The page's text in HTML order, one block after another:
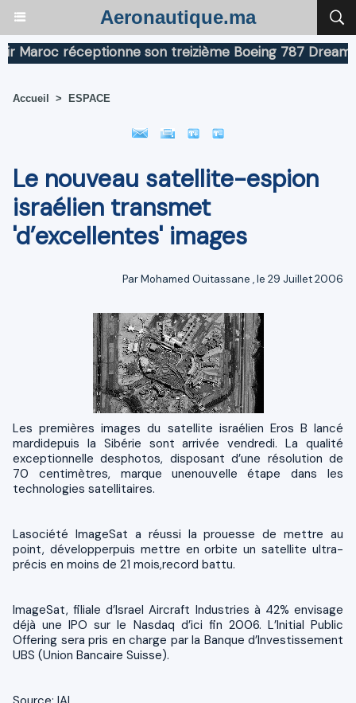
Aeronautique.ma
réceptionne son treizième Boeing 787 Dreamliner
Accueil > ESPACE
Le nouveau satellite-espion
israélien transmet
'd’excellentes' images
ParMohamed Ouitassane , le 29 Juillet 2006
Les premières images du satellite israélien Eros B lancé
mardidepuis la Sibérie sont arrivée vendredi. La qualité
exceptionnelle desphotos, disposant d’une résolution de
70 centimètres, marque unenouvelle étape dans les
technologies satellitaires.
Lasociété ImageSat a réussi la prouesse de mettre au
point, développerpuis mettre en orbite un satellite ultra-
précis en moins de 21 mois,record battu.
ImageSat, filiale d’Israel Aircraft Industries à 42% envisage
déjà uneIPO sur le Nasdaq d’ici fin 2006. L’Initial Public
Offering sera pris en charge par la Banque d’Investissement
UBS (Union Bancaire Suisse).